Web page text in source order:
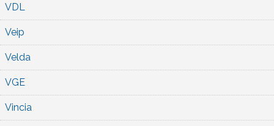
VDL
Veip
Velda
VGE
Vincia